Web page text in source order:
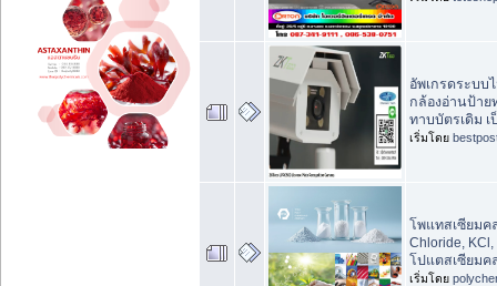
อัพเกรดระบบ
กล้องอ่านป้าย
ทาบบัตรเดิม เ
เริ่มโดย
โพแทสเซียมค
Chloride,
โปแตสเซียมค
เริ่มโดย